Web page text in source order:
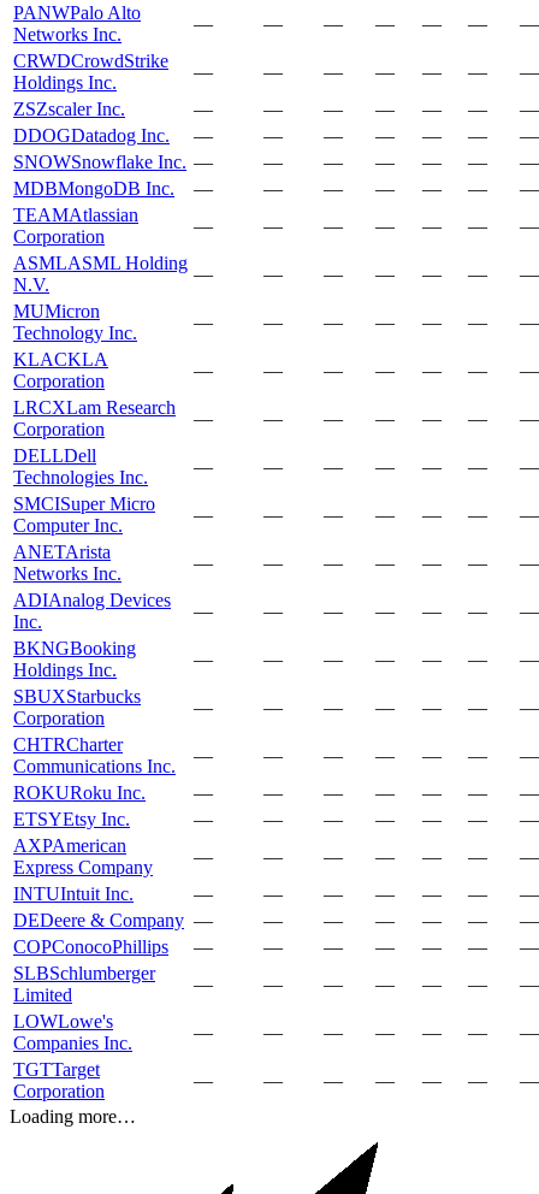
PANWPalo Alto
Networks Inc.
— — — — — —
—
CRWDCrowdStrike
Holdings Inc.
— — — — — —
—
ZSZscaler Inc. — — — — — —
—
DDOGDatadog Inc. — — — — — —
—
SNOWSnowflake Inc. — — — — — —
—
MDBMongoDB Inc. — — — — — —
—
TEAMAtlassian
Corporation
— — — — — —
—
ASMLASML Holding
N.V.
— — — — — —
—
MUMicron
Technology Inc.
— — — — — —
—
KLACKLA
Corporation
— — — — — —
—
LRCXLam Research
Corporation
— — — — — —
—
DELLDell
Technologies Inc.
— — — — — —
—
SMCISuper Micro
Computer Inc.
— — — — — —
—
ANETArista
Networks Inc.
— — — — — —
—
ADIAnalog Devices
Inc.
— — — — — —
—
BKNGBooking
Holdings Inc.
— — — — — —
—
SBUXStarbucks
Corporation
— — — — — —
—
CHTRCharter
Communications Inc.
— — — — — —
—
ROKURoku Inc. — — — — — —
—
ETSYEtsy Inc. — — — — — —
—
AXPAmerican
Express Company
— — — — — —
—
INTUIntuit Inc. — — — — — —
—
DEDeere & Company — — — — — —
—
COPConocoPhillips — — — — — —
—
SLBSchlumberger
Limited
— — — — — —
—
LOWLowe's
Companies Inc.
— — — — — —
—
TGTTarget
Corporation
— — — — — —
—
Loading more…